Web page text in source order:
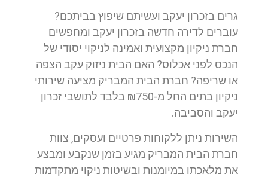
גרים בזכרון יעקב ועשיתם שיפוץ בביתכם?
עוברים לדירה חדשה בזכרון יעקב ומחפשים
חברת ניקיון מקצועית ואמינה לניקוי יסודי של
הנכס לפני אכלוס? האם הבית ניזוק עקב הצפה
או שריפה? חברת הבית המבריק מציעה שירותי
ניקיון בתים החל מ-₪750 בלבד לתושבי זכרון
יעקב והסביבה.
השירות ניתן ללקוחות פרטיים ועסקים, צוות
חברת הבית המבריק מגיע בזמן שנקבע ומבצע
את מלאכתו במיומנות ובשיטות ניקוי מתקדמות